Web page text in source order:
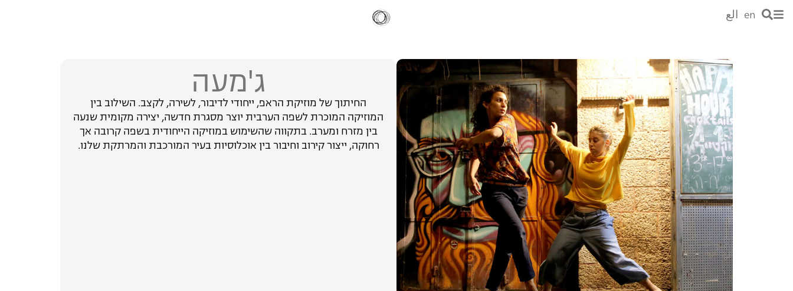
en الع
ג'מעה
החיתוך של מוזיקת הראפ, ייחודי לדיבור, לשירה, לקצב. השילוב בין
המוזיקה המוכרת לשפה הערבית יוצר מסגרת חדשה, יצירה מקומית שנעה
בין מזרח ומערב. בתקווה שהשימוש במוזיקה הייחודית בשפה קרובה אך
רחוקה, ייצור קירוב וחיבור בין אוכלוסיות בעיר המורכבת והמרתקת שלנו.